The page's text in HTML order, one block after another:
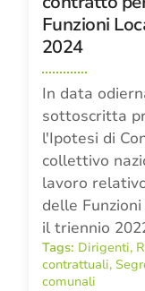
Funzioni
2024
In data
sottoscritta
l'Ipotesi di
collettivo
lavoro
delle
il triennio
Tags: Dirigenti,
contrattuali,
comunali